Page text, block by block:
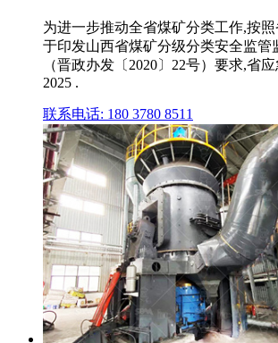
为进一步推动全省煤矿分类工作,按
于印发山西省煤矿分级分类安全监管
（晋政办发〔2020〕22号）要求,省
2025 .
联系电话: 180 3780 8511